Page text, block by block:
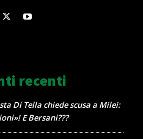
recenti
Di Tella chiede scusa a Milei:
E Bersani???